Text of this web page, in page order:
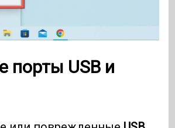
порты USB и